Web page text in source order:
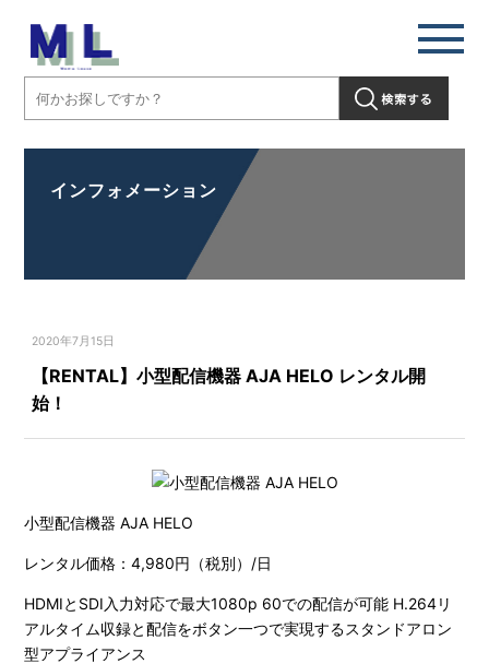
インフォメーション
2020年7月15日
【RENTAL】小型配信機器 AJA HELO レンタル開
始！
小型配信機器 AJA HELO
レンタル価格：4,980円（税別）/日
HDMIとSDI入力対応で最大1080p 60での配信が可能 H.264リ
アルタイム収録と配信をボタン一つで実現するスタンドアロン
型アプライアンス